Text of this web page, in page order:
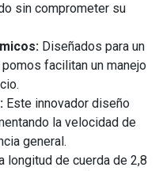
sin comprometer su
Diseñados para un
facilitan un manejo
Este innovador diseño
la velocidad de
general.
longitud de cuerda de 2,8